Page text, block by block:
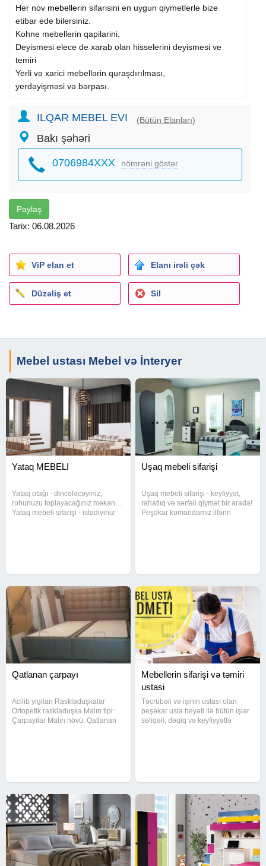
Her nov mebellerin sifarisini en uygun qiymetlerle bize
etibar ede bilersiniz.
Kohne mebellerin qapilarini.
Deyismesi elece de xarab olan hisselerini deyismesi ve
temiri
Yerli və xarici mebellərin quraşdırılması,
yerdəyişməsi və bərpası.
ILQAR MEBEL EVI (Bütün Elanları)
Bakı şəhəri
0706984XXX nömrəni göstər
Paylaş
Tarix: 06.08.2026
ViP elan et Elanı irəli çək
Düzəliş et Sil
Mebel ustası Mebel və İnteryer
Yataq MEBELI
Yataq otağı - dincələcəyiniz,
ruhunuzu toplayacağınız məkan…
Yataq mebeli sifarişi - istədiyiniz
Uşaq mebeli sifarişi
Uşaq mebeli sifarişi - keyfiyyət,
rahatlıq və sərfəli qiymət bir arada!
Peşəkar komandamız illərin
Qatlanan çarpayı
Acilib yigilan Raskladuşkalar
Ortopetik raskladuşka Malın tipi:
Çarpayılar Malın növü: Qatlanan
Mebellerin sifarişi və təmiri
ustasi
Təcrübəli və işinin ustası olan
peşəkar usta heyəti ilə bütün işlər
səliqəli, dəqiq və keyfiyyətlə